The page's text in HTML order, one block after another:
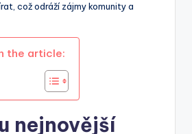
což odráží zájmy komunity a
the article:
nejnovější